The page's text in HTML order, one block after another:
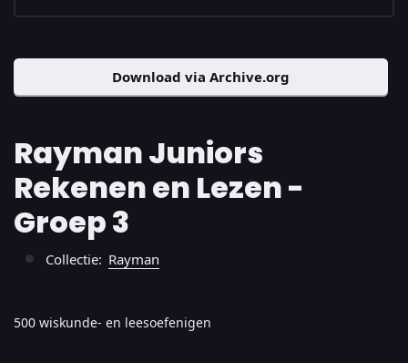
Download via Archive.org
Rayman Juniors
Rekenen en Lezen -
Groep 3
● Collectie: Rayman
500 wiskunde- en leesoefenigen